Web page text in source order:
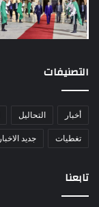
التصنيفات
أخبار التحاليل
تغطيات جديد الاخبار
تابعنا